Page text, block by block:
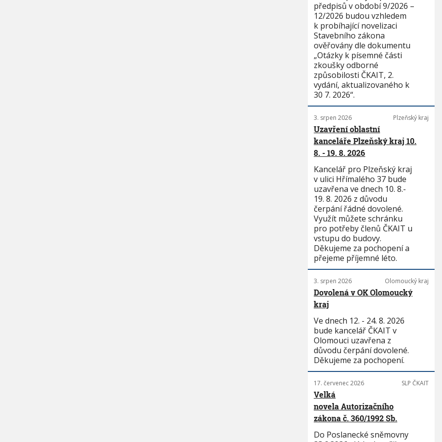
předpisů v období 9/2026 –
12/2026 budou vzhledem
k probíhající novelizaci
Stavebního zákona
ověřovány dle dokumentu
„Otázky k písemné části
zkoušky odborné
způsobilosti ČKAIT, 2.
vydání, aktualizovaného k
30 7. 2026“.
3. srpen 2026 Plzeňský kraj
Uzavření oblastní
kanceláře Plzeňský kraj 10.
8. - 19. 8. 2026
Kancelář pro Plzeňský kraj
v ulici Hřímalého 37 bude
uzavřena ve dnech 10. 8.-
19. 8. 2026 z důvodu
čerpání řádné dovolené.
Využít můžete schránku
pro potřeby členů ČKAIT u
vstupu do budovy.
Děkujeme za pochopení a
přejeme příjemné léto.
3. srpen 2026 Olomoucký kraj
Dovolená v OK Olomoucký
kraj
Ve dnech 12. - 24. 8. 2026
bude kancelář ČKAIT v
Olomouci uzavřena z
důvodu čerpání dovolené.
Děkujeme za pochopení.
17. červenec 2026 SLP ČKAIT
Velká
novela Autorizačního
zákona č. 360/1992 Sb.
Do Poslanecké sněmovny